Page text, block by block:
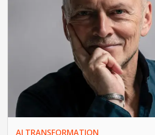
AI TRANSFORMATION